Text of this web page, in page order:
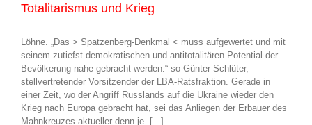
Totalitarismus und Krieg
Löhne. „Das > Spatzenberg-Denkmal < muss aufgewertet und mit
seinem zutiefst demokratischen und antitotalitären Potential der
Bevölkerung nahe gebracht werden.“ so Günter Schlüter,
stellvertretender Vorsitzender der LBA-Ratsfraktion. Gerade in
einer Zeit, wo der Angriff Russlands auf die Ukraine wieder den
Krieg nach Europa gebracht hat, sei das Anliegen der Erbauer des
Mahnkreuzes aktueller denn je. [...]